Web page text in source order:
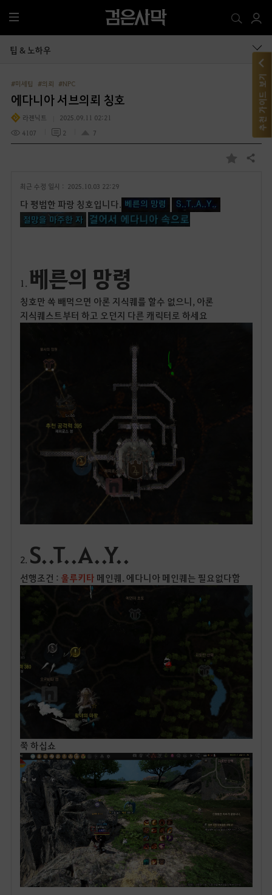
전
체
메
팁 & 노하우
#미세팁 #의뢰 #NPC
에다니아 서브의뢰 칭호
라젠닉트
2025.09.11 02:21
4107
2 7
즐
공유하기
최근 수정 일시 : 2025.10.03 22:29
다 평범한 파랑 칭호입니다.
1. 베른의 망령
칭호만 쏙 빼먹으면 아론 지식퀘를 할수 없으니, 아론
지식퀘스트부터 하고 오던지 다른 캐릭터로 하세요
2. S..T..A..Y..
선행조건 : 울루키타 메인퀘. 에다니아 메인퀘는 필요없다함
쭉 하십쇼
추천 가이드 보기